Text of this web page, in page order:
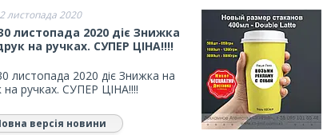
листопада 2020
листопада 2020 діє Знижка
на ручках. СУПЕР ЦІНА!!!!
листопада 2020 діє Знижка на
на ручках. СУПЕР ЦІНА!!!!
версія новини